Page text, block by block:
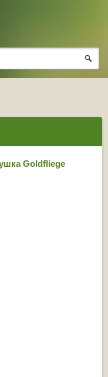
Goldfliege